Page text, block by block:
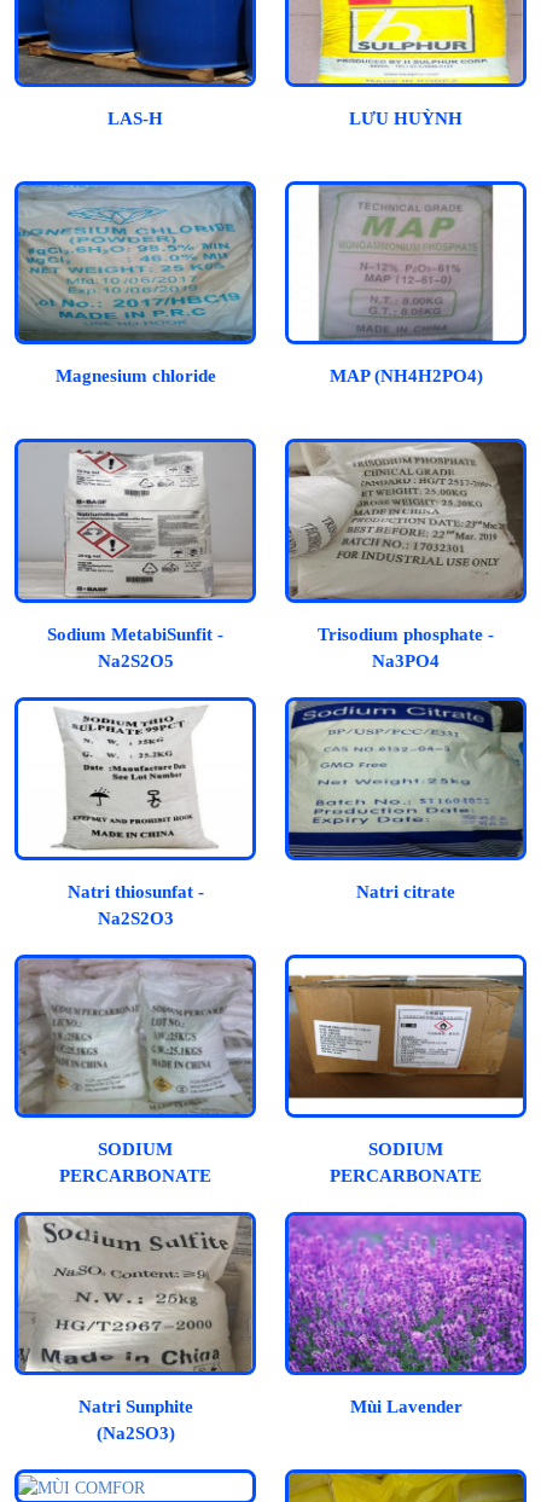
LAS-H LƯU HUỲNH
Magnesium chloride MAP (NH4H2PO4)
Sodium MetabiSunfit -
Na2S2O5
Trisodium phosphate -
Na3PO4
Natri thiosunfat -
Na2S2O3
Natri citrate
SODIUM
PERCARBONATE
SODIUM
PERCARBONATE
Natri Sunphite
(Na2SO3)
Mùi Lavender